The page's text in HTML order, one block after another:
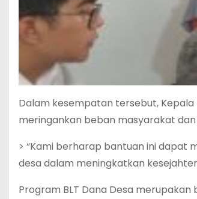
Dalam kesempatan tersebut,
meringankan beban masyarakat
> “Kami berharap bantuan ini
desa dalam meningkatkan
Program BLT Dana Desa